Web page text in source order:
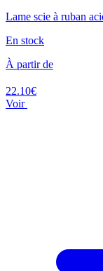
Lame scie à ruban
En stock
À partir de
22.10€
Voir